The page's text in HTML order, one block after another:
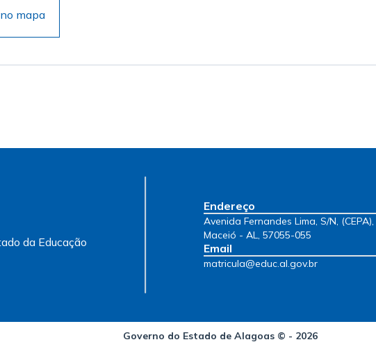
mapa
Endereço
Avenida Fernandes Lima, S/N, (CEPA),
Maceió - AL, 57055-055
Email
matricula@educ.al.gov.br
Governo do Estado de Alagoas © - 2026